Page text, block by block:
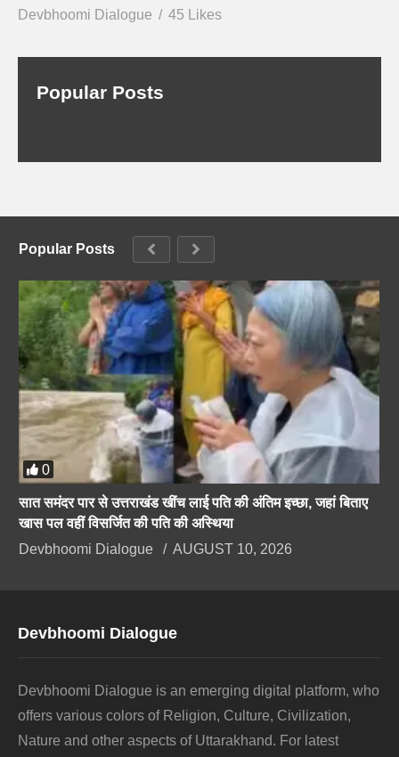
Devbhoomi Dialogue 45 Likes
Popular Posts
Popular Posts
0
सात समंदर पार से उत्तराखंड खींच लाई पति की अंतिम इच्छा, जहां बिताए
खास पल वहीं विसर्जित की पति की अस्थिया
Devbhoomi Dialogue
AUGUST 10, 2026
Devbhoomi Dialogue
Devbhoomi Dialogue is an emerging digital platform, who
offers various colors of Religion, Culture, Civilization,
Nature and other aspects of Uttarakhand. For latest